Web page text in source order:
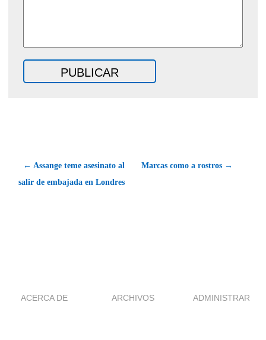
← Assange teme asesinato al
salir de embajada en Londres
Marcas como a rostros →
ACERCA DE ARCHIVOS ADMINISTRAR